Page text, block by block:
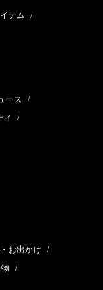
テム /
ース /
ィ /
お出かけ /
/